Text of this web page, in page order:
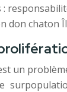
:
don chaton
un